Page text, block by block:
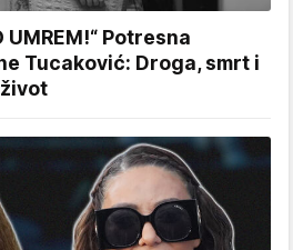
UMREM!“ Potresna
Tucaković: Droga, smrt i